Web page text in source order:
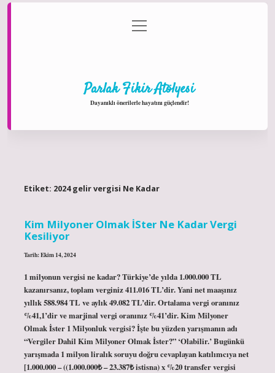
Gizlilik Politikası
menüyü
aç
Parlak Fikir Atölyesi
Dayanıklı önerilerle hayatını güçlendir!
Etiket: 2024 gelir vergisi Ne Kadar
Kim Milyoner Olmak İSter Ne Kadar Vergi
Kesiliyor
Tarih: Ekim 14, 2024
1 milyonun vergisi ne kadar? Türkiye’de yılda 1.000.000 TL
kazanırsanız, toplam verginiz 411.016 TL’dir. Yani net maaşınız
yıllık 588.984 TL ve aylık 49.082 TL’dir. Ortalama vergi oranınız
%41,1’dir ve marjinal vergi oranınız %41’dir. Kim Milyoner
Olmak İster 1 Milyonluk vergisi? İşte bu yüzden yarışmanın adı
“Vergiler Dahil Kim Milyoner Olmak İster?” ‘Olabilir.’ Bugünkü
yarışmada 1 milyon liralık soruyu doğru cevaplayan katılımcıya net
[1.000.000 – ((1.000.000₺ – 23.387₺ istisna) x %20 transfer vergisi